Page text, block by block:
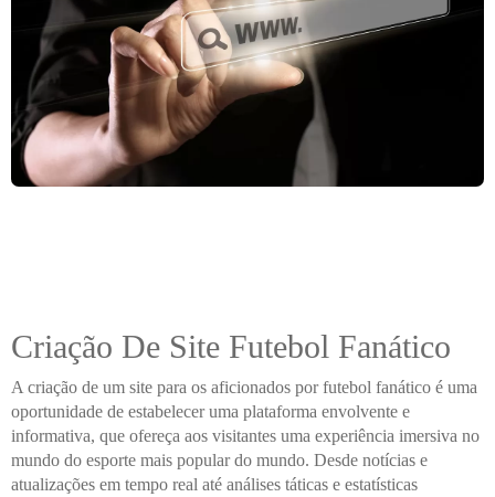
Criação De Site Futebol Fanático
A criação de um site para os aficionados por futebol fanático é uma
oportunidade de estabelecer uma plataforma envolvente e
informativa, que ofereça aos visitantes uma experiência imersiva no
mundo do esporte mais popular do mundo. Desde notícias e
atualizações em tempo real até análises táticas e estatísticas